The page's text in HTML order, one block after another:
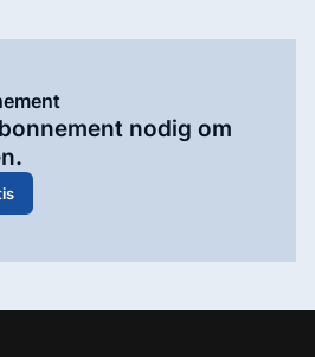
nodig om